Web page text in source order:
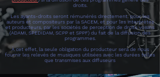
droits.
Les ayants-droits seront rémunérés directement: pour les
auteurs et compositeurs par la SACEM, et pour les interprètes
et producteurs, par les sociétés de perception de droits voisins
(ADAMI, SPEDIDAM, SCPP et SPPF) du fait de la diffusion des
programmes.
À cet effet, la seule obligation du producteur sera de nous
fournir les relevés de musiques utilisées avec les durées telles
que transmises aux diffuseurs